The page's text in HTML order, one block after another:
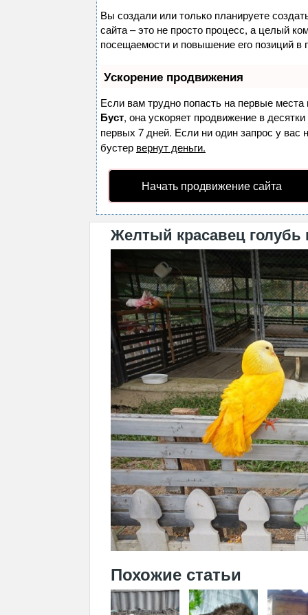
Вы создали или только планируете
сайта – это не просто процесс, а целый
посещаемости и повышение его позиций в
Ускорение продвижения
Если вам трудно попасть на первые
Буст, она ускоряет продвижение в
первых 7 дней. Если ни один запрос у вас
бустер вернут деньги.
Начать продвижение сайта
Желтый красавец голубь
Похожие статьи